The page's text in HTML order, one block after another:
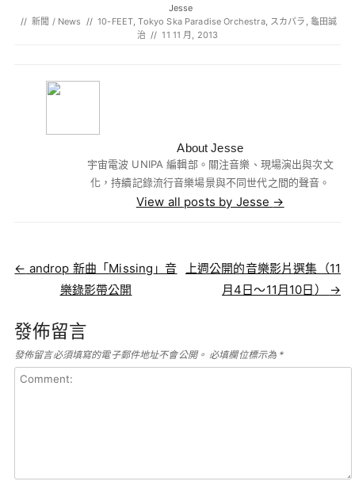
Jesse
// 新聞 / News // 10-FEET ,Tokyo Ska Paradise Orchestra, スカパラ
龜田誠
治 // 11 11 月, 2013
About Jesse
宇宙電波 UNIPA 編輯部。關注音樂、現場演出與次文
化，持續記錄流行音樂場景與不同世代之間的聲音。
View all posts by Jesse →
Post navigation
← androp 新曲「Missing」音
樂錄影帶公開
上週公開的音樂影片選集（11
月4日～11月10日） →
發佈留言
發佈留言必須填寫的電子郵件地址不會公開。 必填欄位標示為 *